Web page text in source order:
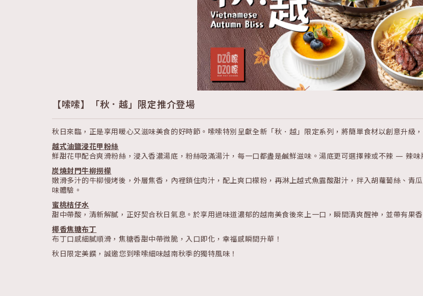
【嗦嗦】「秋．越」限定推介登場
秋日來臨，正是享用暖心又滋味美食的好時節。嗦嗦特別呈獻全新「秋．越」限定系列，將簡單食材以創意升級
越式油鹽浸花甲粉絲
鮮甜花甲配合爽滑粉絲，浸入香濃湯底，粉絲吸滿湯汁，每一口都盡是鹹鮮滋味。湯底更可選擇辣或不辣 — 辣味
炭燒封門牛柳撈檬
嫩滑多汁的牛柳慢烤後，外層焦香，內裡鎖住肉汁，配上爽口檬粉，再淋上越式魚露酸甜汁，拌入胡蘿蔔絲、青
味體驗。
蜜桃桔仔水
甜中帶酸，清新解膩，正好契合秋日氣息。於享用過味道濃郁的越南美食後來上一口，瞬間清爽醒神，並帶有果
椰香焦糖布丁
布丁口感細膩順滑，焦糖香甜中帶微脆，入口即化，幸福感瞬間升華！
秋日限定美饌，誠邀您到嗦嗦細味越南秋季的獨特風味！